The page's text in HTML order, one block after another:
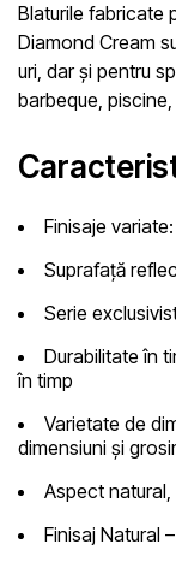
Blaturile fabricate
Diamond Cream
uri, dar și pentru
barbeque,
Finisaje variate:
Suprafață
Serie
Durabilitate în
în timp
Varietate de
dimensiuni și
Aspect
Finisaj Natural